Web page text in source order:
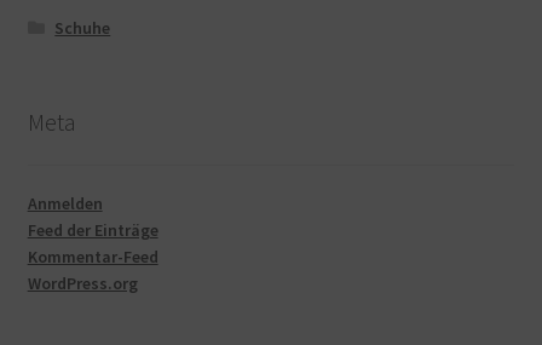
Schuhe
Meta
Anmelden
Feed der Einträge
Kommentar-Feed
WordPress.org